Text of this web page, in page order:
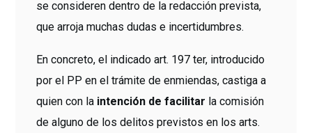
se consideren dentro de la redacción prevista,
que arroja muchas dudas e incertidumbres.
En concreto, el indicado art. 197 ter, introducido
por el PP en el trámite de enmiendas, castiga a
quien con la intención de facilitar la comisión
de alguno de los delitos previstos en los arts.